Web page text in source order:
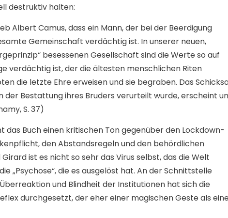
destruktiv halten:
Albert Camus, dass ein Mann, der bei der Beerdigung
Gemeinschaft verdächtig ist. In unserer neuen,
besessenen Gesellschaft sind die Werte so auf
verdächtig ist, der die ältesten menschlichen Riten
die letzte Ehre erweisen und sie begraben. Das
der Bestattung ihres Bruders verurteilt wurde, erscheint
S. 37)
das Buch einen kritischen Ton gegenüber den Lockdown-
den Abstandsregeln und den behördlichen
ist es nicht so sehr das Virus selbst, das die Welt
„Psychose“, die es ausgelöst hat. An der Schnittstelle
und Blindheit der Institutionen hat sich die
durchgesetzt, der eher einer magischen Geste als